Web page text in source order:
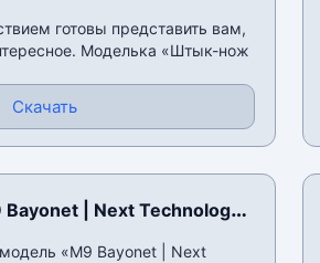
готовы представить вам,
Моделька «Штык-нож
Скачать
| Next Technology»
«M9 Bayonet | Next